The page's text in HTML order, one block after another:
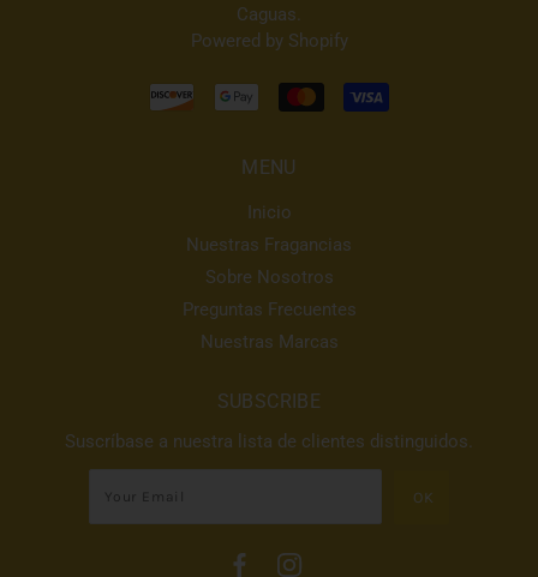
Caguas.
Powered by Shopify
MENU
Inicio
Nuestras Fragancias
Sobre Nosotros
Preguntas Frecuentes
Nuestras Marcas
SUBSCRIBE
Suscríbase a nuestra lista de clientes distinguidos.